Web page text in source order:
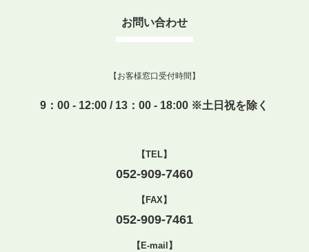
お問い合わせ
【お客様窓口受付時間】
9：00 - 12:00 / 13：00 - 18:00 ※土日祝を除く
【TEL】
052-909-7460
【FAX】
052-909-7461
【E-mail】